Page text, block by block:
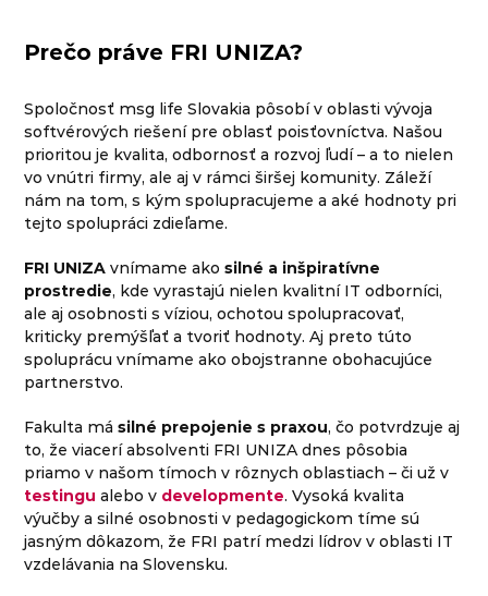
Prečo práve FRI UNIZA?
Spoločnosť msg life Slovakia pôsobí v oblasti vývoja
softvérových riešení pre oblasť poisťovníctva. Našou
prioritou je kvalita, odbornosť a rozvoj ľudí – a to nielen
vo vnútri firmy, ale aj v rámci širšej komunity. Záleží
nám na tom, s kým spolupracujeme a aké hodnoty pri
tejto spolupráci zdieľame.
FRI UNIZA vnímame akosilné a inšpiratívne
prostredie, kde vyrastajú nielen kvalitní IT odborníci,
ale aj osobnosti s víziou, ochotou spolupracovať,
kriticky premýšľať a tvoriť hodnoty. Aj preto túto
spoluprácu vnímame ako obojstranne obohacujúce
partnerstvo.
Fakulta má silné prepojenie s praxou, čo potvrdzuje aj
to, že viacerí absolventi FRI UNIZA dnes pôsobia
priamo v našom tímoch v rôznych oblastiach – či už v
testingu alebo v developmente. Vysoká kvalita
výučby a silné osobnosti v pedagogickom tíme sú
jasným dôkazom, že FRI patrí medzi lídrov v oblasti IT
vzdelávania na Slovensku.